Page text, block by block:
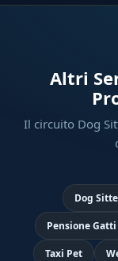
Altri
Il circuito Dog
Dog
Pensione Gatti
Taxi Pet